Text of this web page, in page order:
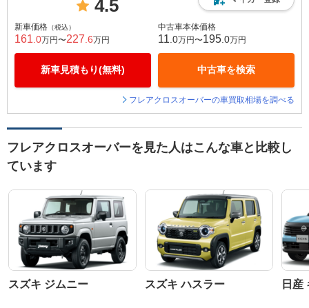
4.5
新車価格 （税込）
161 .0万円〜227 .6万円
新車見積もり(無料)
中古車本体価格
11 .0万円〜195 .0万円
中古車を検索
フレアクロスオーバーの車買取相場を調べる
フレアクロスオーバーを見た人はこんな車と比較し
ています
スズキ ジムニー スズキ ハスラー 日産